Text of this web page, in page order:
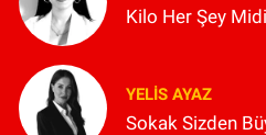
Kilo Her Şey
YELIS AYAZ
Sokak Sizden